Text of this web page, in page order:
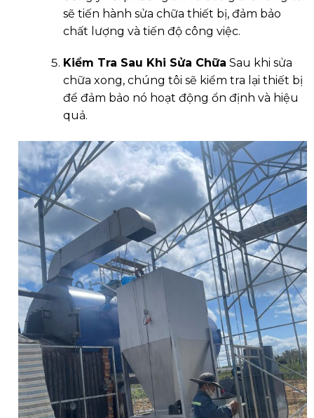
sẽ tiến hành sửa chữa thiết bị, đảm bảo
chất lượng và tiến độ công việc.
Kiểm Tra Sau Khi Sửa Chữa Sau khi sửa
chữa xong, chúng tôi sẽ kiểm tra lại thiết bị
để đảm bảo nó hoạt động ổn định và hiệu
quả.